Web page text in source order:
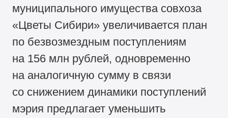
муниципального имущества совхоза
«Цветы Сибири» увеличивается план
по безвозмездным поступлениям
на 156 млн рублей, одновременно
на аналогичную сумму в связи
со снижением динамики поступлений
мэрия предлагает уменьшить